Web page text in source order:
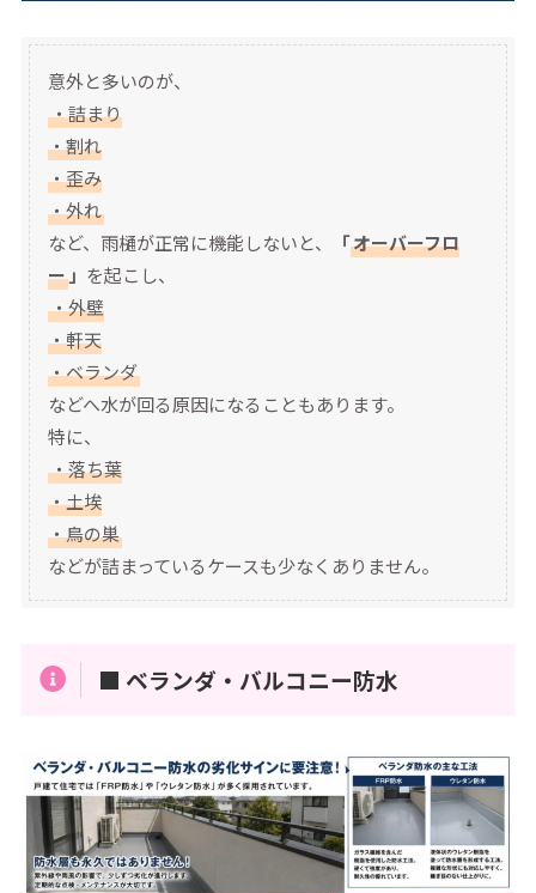
意外と多いのが、
・詰まり
・割れ
・歪み
・外れ
など、雨樋が正常に機能しないと、
「オーバーフロ
ー 」 を起こし、
・外壁
・軒天
・ベランダ
などへ水が回る原因になることもあります。
特に、
・落ち葉
・土埃
・鳥の巣
などが詰まっているケースも少なくありません。
■ ベランダ・バルコニー防水